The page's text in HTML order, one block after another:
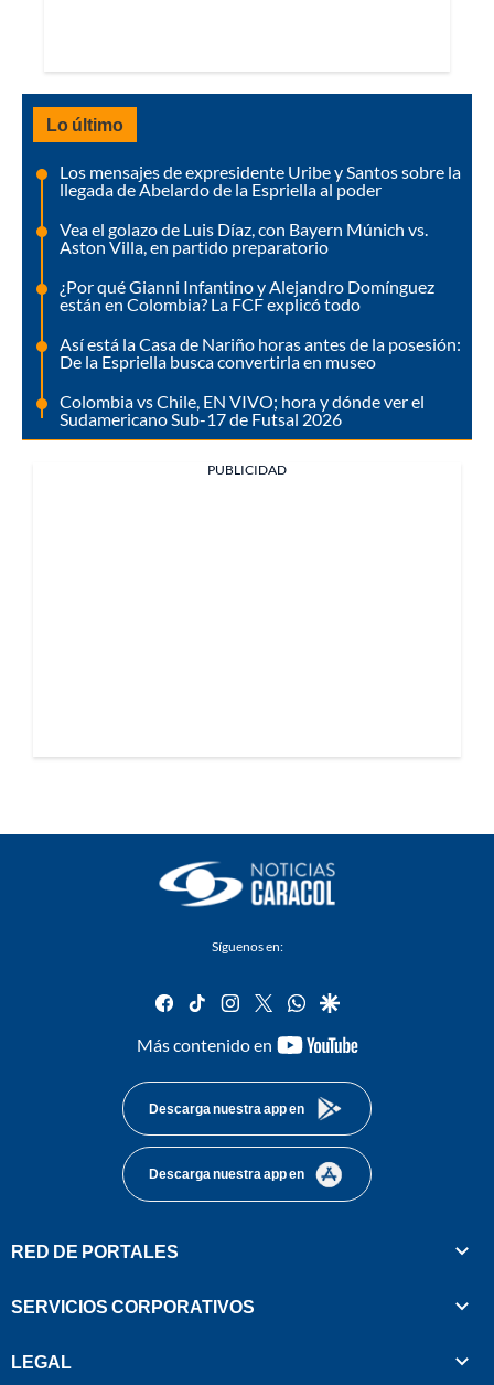
Lo último
Los mensajes de expresidente Uribe y Santos sobre la
llegada de Abelardo de la Espriella al poder
Vea el golazo de Luis Díaz, con Bayern Múnich vs.
Aston Villa, en partido preparatorio
¿Por qué Gianni Infantino y Alejandro Domínguez
están en Colombia? La FCF explicó todo
Así está la Casa de Nariño horas antes de la posesión:
De la Espriella busca convertirla en museo
Colombia vs Chile, EN VIVO; hora y dónde ver el
Sudamericano Sub-17 de Futsal 2026
PUBLICIDAD
Síguenos en:
facebook
tiktok instagram
twitterwhatsapp
google
Más contenido en
youtube-
Descarga nuestra app en
Descarga nuestra app en
RED DE PORTALES
SERVICIOS CORPORATIVOS
LEGAL